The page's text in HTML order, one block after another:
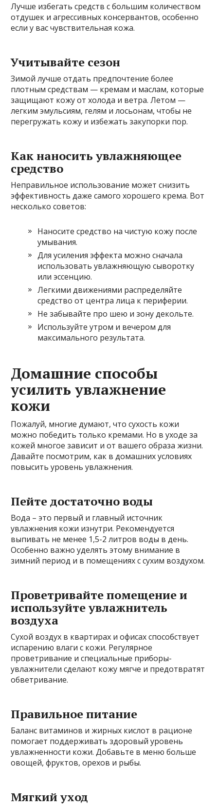
Лучше избегать средств с большим количеством
отдушек и агрессивных консервантов, особенно
если у вас чувствительная кожа.
Учитывайте сезон
Зимой лучше отдать предпочтение более
плотным средствам — кремам и маслам, которые
защищают кожу от холода и ветра. Летом —
легким эмульсиям, гелям и лосьонам, чтобы не
перегружать кожу и избежать закупорки пор.
Как наносить увлажняющее
средство
Неправильное использование может снизить
эффективность даже самого хорошего крема. Вот
несколько советов:
Наносите средство на чистую кожу после
умывания.
Для усиления эффекта можно сначала
использовать увлажняющую сыворотку
или эссенцию.
Легкими движениями распределяйте
средство от центра лица к периферии.
Не забывайте про шею и зону декольте.
Используйте утром и вечером для
максимального результата.
Домашние способы
усилить увлажнение
кожи
Пожалуй, многие думают, что сухость кожи
можно победить только кремами. Но в уходе за
кожей многое зависит и от вашего образа жизни.
Давайте посмотрим, как в домашних условиях
повысить уровень увлажнения.
Пейте достаточно воды
Вода – это первый и главный источник
увлажнения кожи изнутри. Рекомендуется
выпивать не менее 1,5-2 литров воды в день.
Особенно важно уделять этому внимание в
зимний период и в помещениях с сухим воздухом.
Проветривайте помещение и
используйте увлажнитель
воздуха
Сухой воздух в квартирах и офисах способствует
испарению влаги с кожи. Регулярное
проветривание и специальные приборы-
увлажнители сделают кожу мягче и предотвратят
обветривание.
Правильное питание
Баланс витаминов и жирных кислот в рационе
помогает поддерживать здоровый уровень
увлажненности кожи. Добавьте в меню больше
овощей, фруктов, орехов и рыбы.
Мягкий уход